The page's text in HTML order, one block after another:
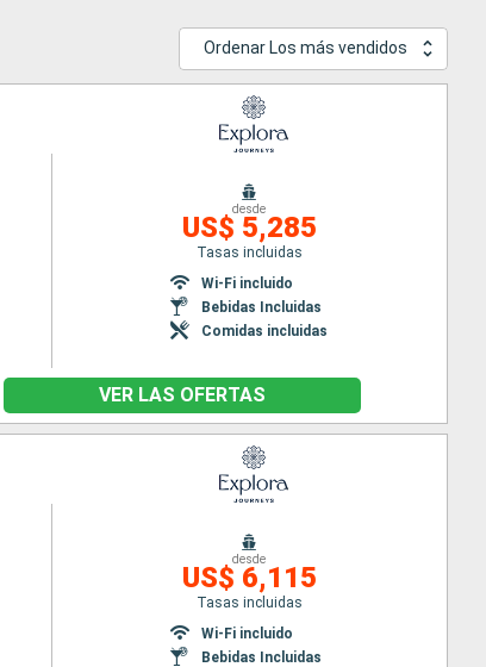
Ordenar Los más vendidos
desde
US$ 5,285
Tasas incluidas
Wi-Fi incluido
Bebidas Incluidas
Comidas incluidas
VER LAS OFERTAS
desde
US$ 6,115
Tasas incluidas
Wi-Fi incluido
Bebidas Incluidas